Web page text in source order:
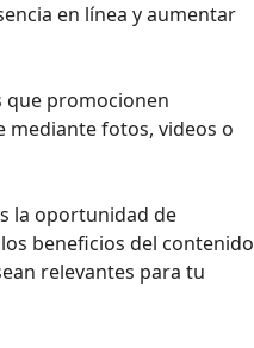
en línea y aumentar
que promocionen
mediante fotos, videos o
la oportunidad de
beneficios del contenido
relevantes para tu